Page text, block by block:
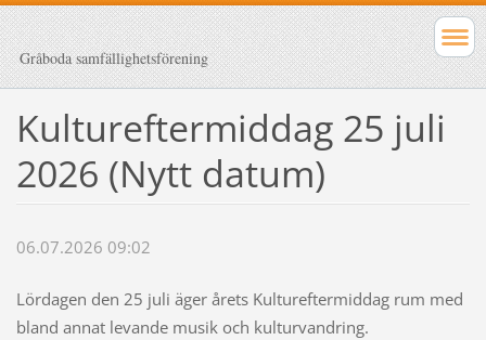
Gråboda samfällighetsförening
Kultureftermiddag 25 juli
2026 (Nytt datum)
06.07.2026 09:02
Lördagen den 25 juli äger årets Kultureftermiddag rum med
bland annat levande musik och kulturvandring.